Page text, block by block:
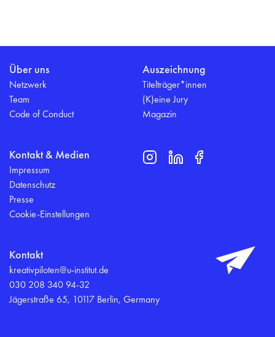
Über uns
Netzwerk
Team
Code of Conduct
Auszeichnung
Titelträger*innen
(K)eine Jury
Magazin
Kontakt & Medien
Impressum
Datenschutz
Presse
Cookie-Einstellungen
Kontakt
kreativpiloten@u-institut.de
030 208 340 94-32
Jägerstraße 65, 10117 Berlin, Germany